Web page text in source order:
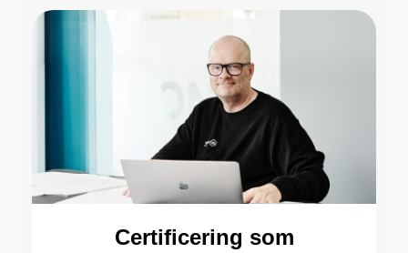
Certificering som